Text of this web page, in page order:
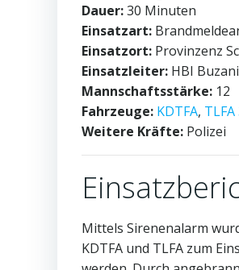
Dauer:30 Minuten
Einsatzart:
Einsatzort: Provinzenz
Einsatzleiter: HBI
Mannschaftsstärke: 12
Fahrzeuge: KDTFA, TLFA
Weitere Kräfte: Polizei
Mittels Sirenenalarm
KDTFA und TLFA zum